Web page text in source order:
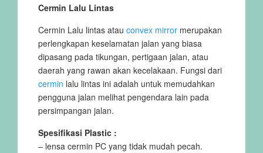
Cermin Lalu Lintas
Cermin Lalu lintas atau convex mirror merupakan
perlengkapan keselamatan jalan yang biasa
dipasang pada tikungan, pertigaan jalan, atau
daerah yang rawan akan kecelakaan. Fungsi dari
cermin lalu lintas ini adalah untuk memudahkan
pengguna jalan melihat pengendara lain pada
persimpangan jalan.
Spesifikasi Plastic :
– lensa cermin PC yang tidak mudah pecah.